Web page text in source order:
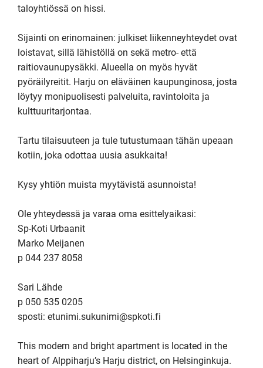
taloyhtiössä on hissi.
Sijainti on erinomainen: julkiset liikenneyhteydet ovat
loistavat, sillä lähistöllä on sekä metro- että
raitiovaunupysäkki. Alueella on myös hyvät
pyöräilyreitit. Harju on eläväinen kaupunginosa, josta
löytyy monipuolisesti palveluita, ravintoloita ja
kulttuuritarjontaa.
Tartu tilaisuuteen ja tule tutustumaan tähän upeaan
kotiin, joka odottaa uusia asukkaita!
Kysy yhtiön muista myytävistä asunnoista!
Ole yhteydessä ja varaa oma esittelyaikasi:
Sp-Koti Urbaanit
Marko Meijanen
p 044 237 8058
Sari Lähde
p 050 535 0205
sposti: etunimi.sukunimi@spkoti.fi
This modern and bright apartment is located in the
heart of Alppiharju’s Harju district, on Helsinginkuja.